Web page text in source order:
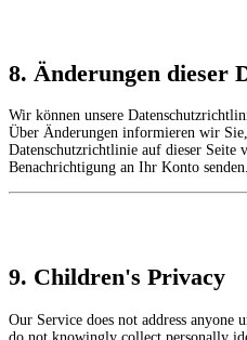
8. Änderungen dieser
Wir können unsere
Über Änderungen informieren wir
Datenschutzrichtlinie auf dieser Seite
Benachrichtigung an Ihr Konto senden.
9. Children's Privacy
Our Service does not address
do not knowingly collect personally